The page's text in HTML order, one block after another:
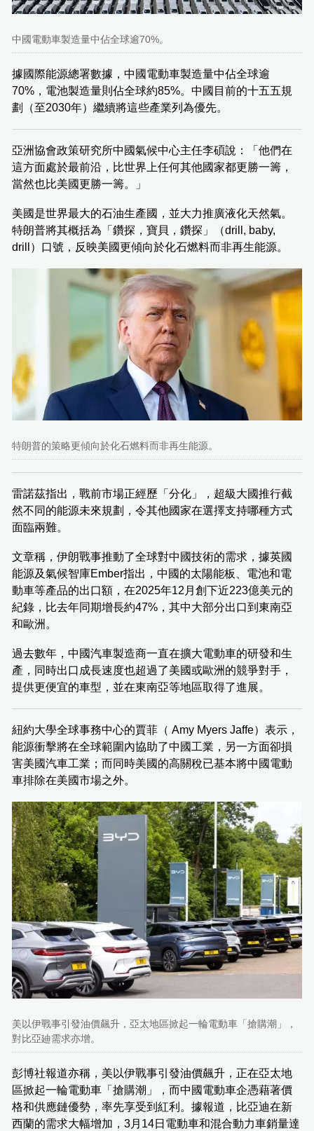
中國電動車製造量中佔全球逾70%。
據國際能源總署數據，中國電動車製造量中佔全球逾
70%，電池製造量則佔全球約85%。中國目前的十五五規
劃（至2030年）繼續將這些產業列為優先。
亞洲協會政策研究所中國氣候中心主任李碩說：「他們在
這方面處於最前沿，比世界上任何其他國家都更勝一籌，
當然也比美國更勝一籌。」
美國是世界最大的石油生產國，並大力推廣液化天然氣。
特朗普將其概括為「鑽探，寶貝，鑽探」（drill, baby,
drill）口號，反映美國更傾向於化石燃料而非再生能源。
特朗普的策略更傾向於化石燃料而非再生能源。
雷諾茲指出，戰前市場正經歷「分化」，超級大國推行截
然不同的能源未來規劃，令其他國家在選擇支持哪種方式
面臨兩難。
文章稱，伊朗戰事推動了全球對中國技術的需求，據英國
能源及氣候智庫Ember指出，中國的太陽能板、電池和電
動車等產品的出口額，在2025年12月創下近223億美元的
紀錄，比去年同期增長約47%，其中大部分出口到東南亞
和歐洲。
過去數年，中國汽車製造商一直在擴大電動車的研發和生
產，同時出口成長速度也超過了美國或歐洲的競爭對手，
提供更便宜的車型，並在東南亞等地區取得了進展。
紐約大學全球事務中心的賈菲（ Amy Myers Jaffe）表示，
能源衝擊將在全球範圍內協助了中國工業，另一方面卻損
害美國汽車工業；而同時美國的高關稅已基本將中國電動
車排除在美國市場之外。
美以伊戰事引發油價飆升，亞太地區掀起一輪電動車「搶購潮」，
對比亞廸需求亦增。
彭博社報道亦稱，美以伊戰事引發油價飆升，正在亞太地
區掀起一輪電動車「搶購潮」，而中國電動車企憑藉著價
格和供應鏈優勢，率先享受到紅利。據報道，比亞迪在新
西蘭的需求大幅增加，3月14日電動車和混合動力車銷量達